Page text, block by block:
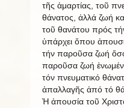
τῆς ἁμαρτίας, τοῦ
θάνατος, ἀλλά ζωή
τοῦ θανάτου πρός
ὑπάρχει ὅπου
τήν παροῦσα ζωή
παροῦσα ζωή
τόν πνευματικό
ἀπαλλαγῆς ἀπό τό
Ἡ ἀπουσία τοῦ